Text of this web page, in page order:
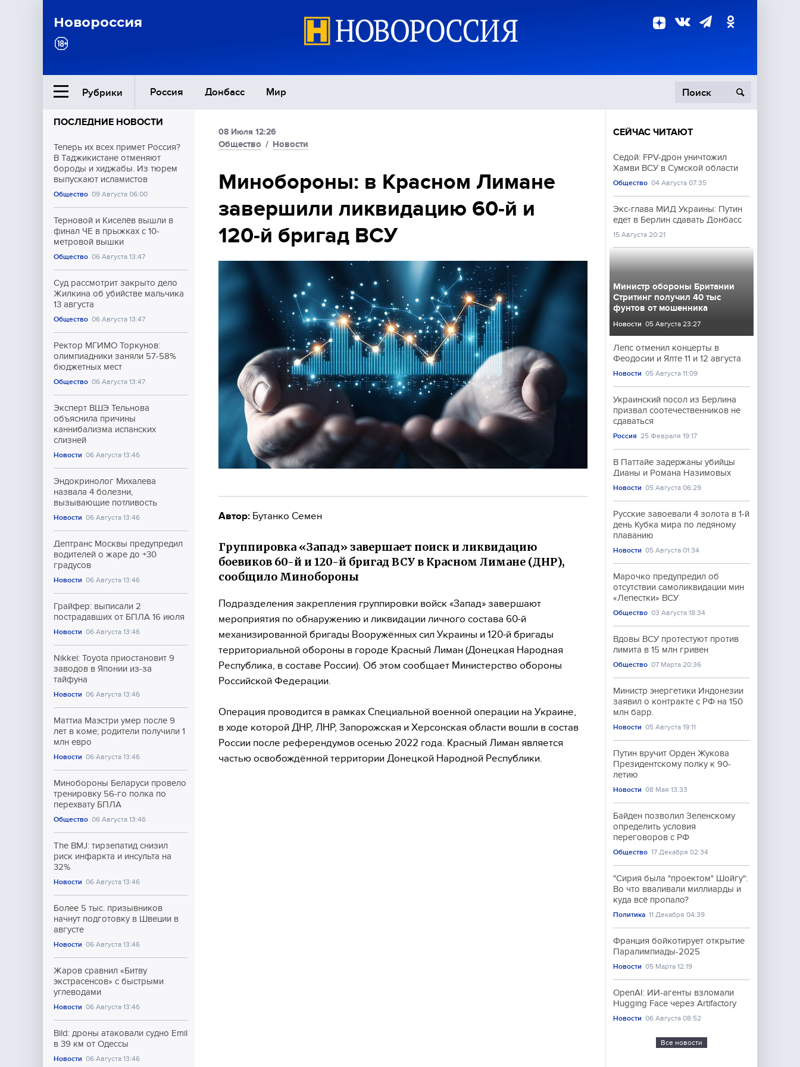
Новороссия
Рубрики Россия Донбасс Мир
Ближний Восток Политика
Общество
Экономика
Происшествия
Культура
Спорт
ПОСЛЕДНИЕ НОВОСТИ
Теперь их всех примет Россия?
В Таджикистане отменяют
бороды и хиджабы. Из тюрем
выпускают исламистов
Общество 09 Августа 06:00
Терновой и Киселёв вышли в
финал ЧЕ в прыжках с 10-
метровой вышки
Общество 06 Августа 13:47
Суд рассмотрит закрыто дело
Жилкина об убийстве мальчика
13 августа
Общество 06 Августа 13:47
Ректор МГИМО Торкунов:
олимпиадники заняли 57-58%
бюджетных мест
Общество 06 Августа 13:47
Эксперт ВШЭ Тельнова
объяснила причины
каннибализма испанских
слизней
Новости 06 Августа 13:46
Эндокринолог Михалева
назвала 4 болезни,
вызывающие потливость
Новости 06 Августа 13:46
Дептранс Москвы предупредил
водителей о жаре до +30
градусов
Новости 06 Августа 13:46
Грайфер: выписали 2
пострадавших от БПЛА 16 июля
Новости 06 Августа 13:46
Nikkei: Toyota приостановит 9
заводов в Японии из-за
тайфуна
Новости 06 Августа 13:46
Маттиа Маэстри умер после 9
лет в коме; родители получили 1
млн евро
Новости 06 Августа 13:46
Минобороны Беларуси провело
тренировку 56-го полка по
перехвату БПЛА
Общество 06 Августа 13:46
The BMJ: тирзепатид снизил
риск инфаркта и инсульта на
32%
Новости 06 Августа 13:46
Более 5 тыс. призывников
начнут подготовку в Швеции в
августе
Новости 06 Августа 13:46
Жаров сравнил «Битву
экстрасенсов» с быстрыми
углеводами
Новости 06 Августа 13:46
Bild: дроны атаковали судно Emil
в 39 км от Одессы
Новости 06 Августа 13:46
08 Июля 12:26
Общество / Новости
Минобороны: в Красном Лимане
завершили ликвидацию 60-й и
120-й бригад ВСУ
Автор: Бутанко Семен
Группировка «Запад» завершает поиск и ликвидацию
боевиков 60-й и 120-й бригад ВСУ в Красном Лимане (ДНР),
сообщило Минобороны
Подразделения закрепления группировки войск «Запад» завершают
мероприятия по обнаружению и ликвидации личного состава 60-й
механизированной бригады Вооружённых сил Украины и 120-й бригады
территориальной обороны в городе Красный Лиман (Донецкая Народная
Республика, в составе России). Об этом сообщает Министерство обороны
Российской Федерации.
Операция проводится в рамках Специальной военной операции на Украине,
в ходе которой ДНР, ЛНР, Запорожская и Херсонская области вошли в состав
России после референдумов осенью 2022 года. Красный Лиман является
частью освобождённой территории Донецкой Народной Республики.
СЕЙЧАС ЧИТАЮТ
Седой: FPV-дрон уничтожил
Хамви ВСУ в Сумской области
Общество 04 Августа 07:35
Экс-глава МИД Украины: Путин
едет в Берлин сдавать Донбасс
15 Августа 20:21
Министр обороны Британии
Стритинг получил 40 тыс
фунтов от мошенника
Новости 05 Августа 23:27
Лепс отменил концерты в
Феодосии и Ялте 11 и 12 августа
Новости 05 Августа 11:09
Украинский посол из Берлина
призвал соотечественников не
сдаваться
Россия 25 Февраля 19:17
В Паттайе задержаны убийцы
Дианы и Романа Назимовых
Новости 05 Августа 06:29
Русские завоевали 4 золота в 1-й
день Кубка мира по ледяному
плаванию
Новости 05 Августа 01:34
Марочко предупредил об
отсутствии самоликвидации мин
«Лепестки» ВСУ
Общество 03 Августа 18:34
Вдовы ВСУ протестуют против
лимита в 15 млн гривен
Общество 07 Марта 20:36
Министр энергетики Индонезии
заявил о контракте с РФ на 150
млн барр.
Новости 05 Августа 19:11
Путин вручит Орден Жукова
Президентскому полку к 90-
летию
Новости 08 Мая 13:33
Байден позволил Зеленскому
определить условия
переговоров с РФ
Общество 17 Декабря 02:34
"Сирия была "проектом" Шойгу":
Во что вваливали миллиарды и
куда всё пропало?
Политика 11 Декабря 04:39
Франция бойкотирует открытие
Паралимпиады-2025
Новости 05 Марта 12:19
OpenAI: ИИ-агенты взломали
Hugging Face через Artifactory
Новости 06 Августа 08:52
Все новости